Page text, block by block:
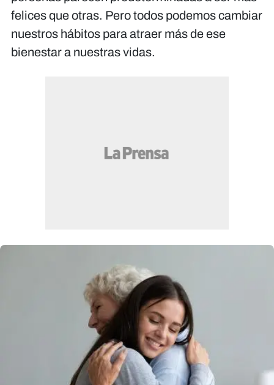
felices que otras. Pero todos podemos cambiar
nuestros hábitos para atraer más de ese
bienestar a nuestras vidas.